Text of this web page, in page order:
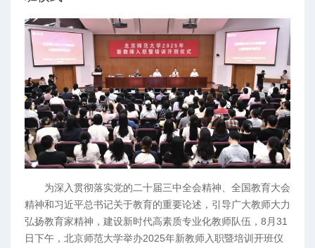
​为深入贯彻落实党的二十届三中全会精神、全国教育大会
精神和习近平总书记关于教育的重要论述，引导广大教师大力
弘扬教育家精神，建设新时代高素质专业化教师队伍，8月31
日下午，北京师范大学举办2025年新教师入职暨培训开班仪